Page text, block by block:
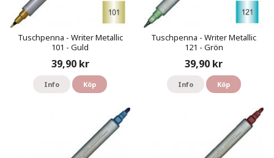
Tuschpenna - Writer Metallic
101 - Guld
39,90 kr
Info Köp
Tuschpenna - Writer Metallic
121 - Grön
39,90 kr
Info Köp